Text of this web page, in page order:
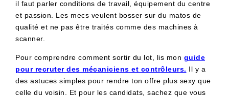
il faut parler conditions de travail, équipement du centre
et passion. Les mecs veulent bosser sur du matos de
qualité et ne pas être traités comme des machines à
scanner.
Pour comprendre comment sortir du lot, lis mon guide
pour recruter des mécaniciens et contrôleurs. Il y a
des astuces simples pour rendre ton offre plus sexy que
celle du voisin. Et pour les candidats, sachez que vous